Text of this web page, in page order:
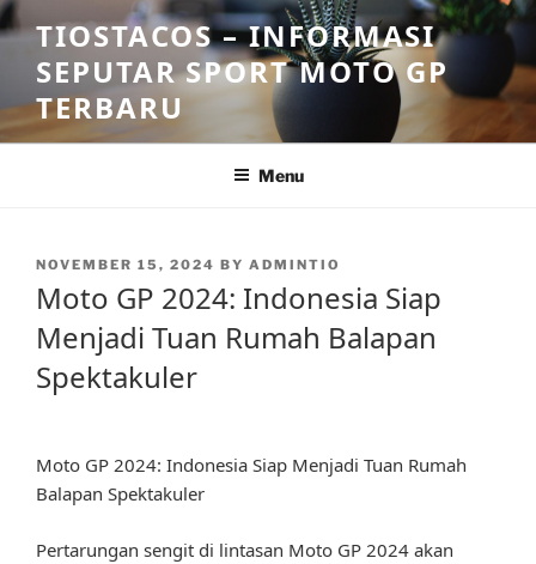
Skip
to
content
TIOSTACOS – INFORMASI
SEPUTAR SPORT MOTO GP
TERBARU
Menu
POSTED
NOVEMBER 15, 2024 BY ADMINTIO
Moto GP 2024: Indonesia Siap
Menjadi Tuan Rumah Balapan
Spektakuler
Moto GP 2024: Indonesia Siap Menjadi Tuan Rumah
Balapan Spektakuler
Pertarungan sengit di lintasan Moto GP 2024 akan